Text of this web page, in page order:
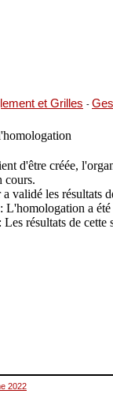
et Grilles -
d'être créée,
cours.
validé les résultats
: L'homologation a été
: Les résultats de cette
2022